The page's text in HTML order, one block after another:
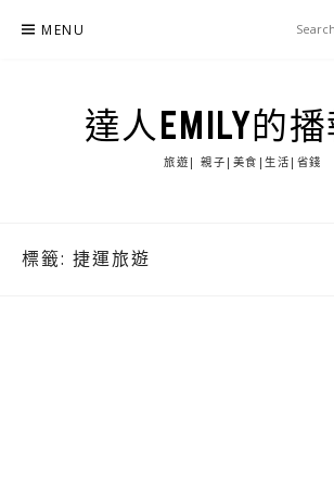
MENU
達人EMILY的
旅遊| 親子|美食|生活|省錢
標籤: 捷運旅遊